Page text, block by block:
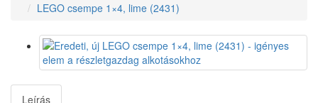
LEGO csempe 1×4, lime (2431)
Leírás